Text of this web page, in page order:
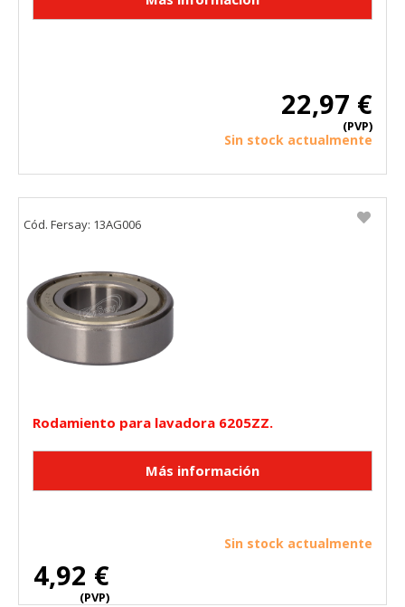
22,97 €
(PVP)
Sin stock actualmente
Rodamiento para lavadora 6205ZZ.
4,92 €
(PVP)
Sin stock actualmente
Cód. Fersay: 13AG006